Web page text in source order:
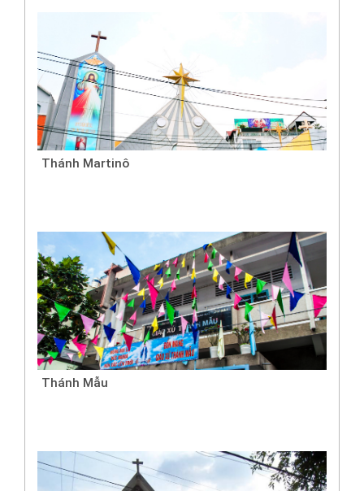
Thánh Martinô
Thánh Mẫu